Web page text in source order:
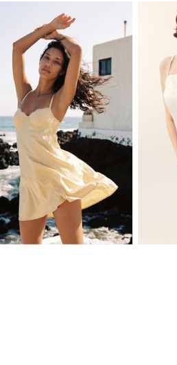
XS M L